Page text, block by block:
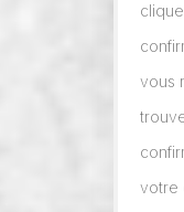
vous
votre